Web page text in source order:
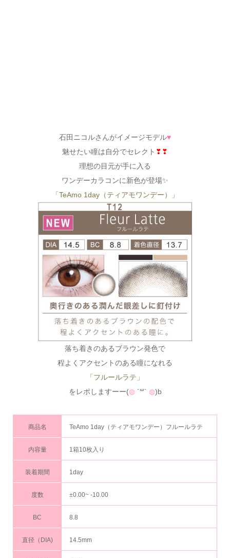
石田ニコルさんがイメージモデル♥
魅せたい瞳は自分でセレクト ❣❣
理想の目元が手に入る
ワンデーカラコンに新色が登場✨
「TeAmo 1day（ティアモワンデー）」
落ち着きのあるブラウン発色で
程よくアクセントのある瞳になれる
「フルールラテ」
をレポしますーー(◍´꒳` ◍)b
商品名 TeAmo 1day（ティアモワンデー）フルールラテ
内容量 1箱10枚入り
装着期間 1day
度数 ±0.00~ -10.00
BC 8.8
直径（DIA) 14.5mm